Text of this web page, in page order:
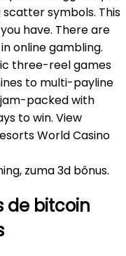
symbols. This
have. There are
online gambling.
three-reel games
to multi-payline
packed with
to win. View
World Casino
zuma 3d bônus.
de bitcoin